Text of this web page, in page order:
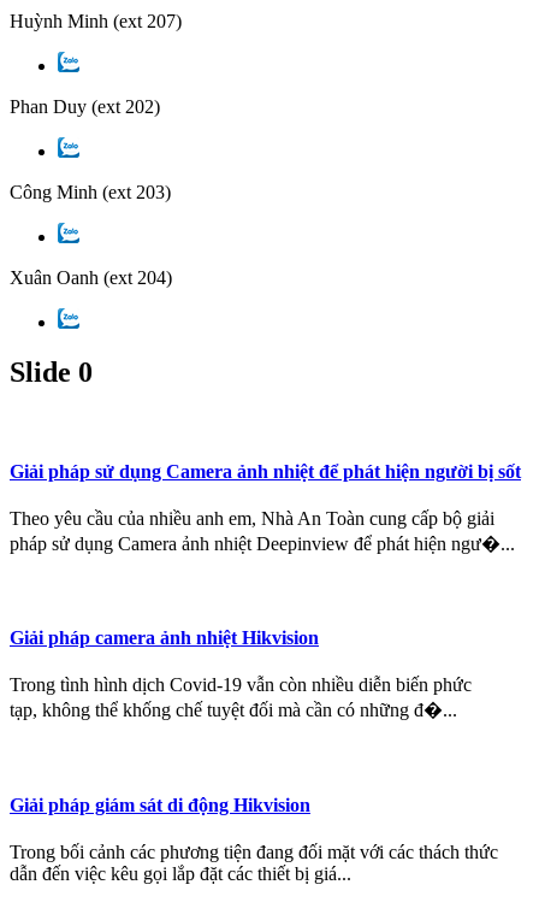
Huỳnh Minh (ext 207)
Phan Duy (ext 202)
Công Minh (ext 203)
Xuân Oanh (ext 204)
Slide 0
Giải pháp sử dụng Camera ảnh nhiệt để phát hiện người bị sốt
Theo yêu cầu của nhiều anh em, Nhà An Toàn cung cấp bộ giải
pháp sử dụng Camera ảnh nhiệt Deepinview để phát hiện ngư�...
Giải pháp camera ảnh nhiệt Hikvision
Trong tình hình dịch Covid-19 vẫn còn nhiều diễn biến phức
tạp, không thể khống chế tuyệt đối mà cần có những đ�...
Giải pháp giám sát di động Hikvision
Trong bối cảnh các phương tiện đang đối mặt với các thách thức
dẫn đến việc kêu gọi lắp đặt các thiết bị giá...